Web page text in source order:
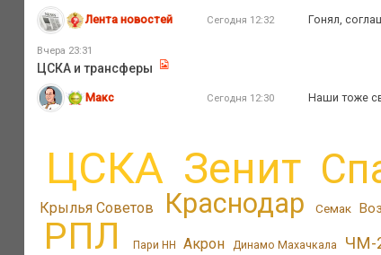
Лента новостей Сегодня 12:32 Гонял,
Вчера 23:31
ЦСКА и трансферы
Макс Сегодня 12:30 Наши тоже
ЦСКА Зенит
Крылья Советов Краснодар Семак
РПЛ Пари НН Акрон Динамо Махачкала ЧМ-